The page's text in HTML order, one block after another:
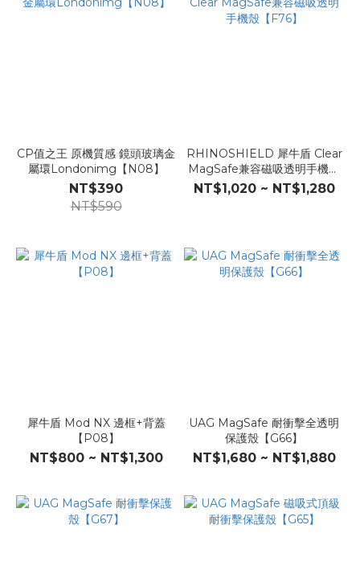
CP值之王 原機質感 鏡頭玻璃金
屬環Londonimg【N08】
NT$390
NT$590
RHINOSHIELD 犀牛盾 Clear
MagSafe兼容磁吸透明手機殼
【F76】
NT$1,020 ~ NT$1,280
犀牛盾 Mod NX 邊框+背蓋
【P08】
NT$800 ~ NT$1,300
UAG MagSafe 耐衝擊全透明
保護殼【G66】
NT$1,680 ~ NT$1,880